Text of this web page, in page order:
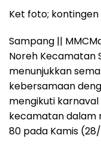
Ket foto;
Sampang ||
Noreh Kecamatan
menunjukkan
kebersamaan
mengikuti
kecamatan dalam
80 pada Kamis